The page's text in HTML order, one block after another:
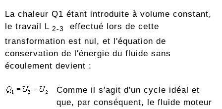
La chaleur Q1 étant introduite à volume constant,
le travail L 2-3
effectué lors de cette
transformation est nul, et l'équation de
conservation de l'énergie du fluide sans
écoulement devient :
Comme il s'agit d'un cycle idéal et
que, par conséquent, le fluide moteur